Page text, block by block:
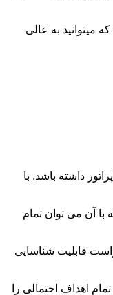
میتوانید به عالی
داشته باشد. با
آن می توان تمام
قابلیت شناسایی
تمام اهداف احتمالی را